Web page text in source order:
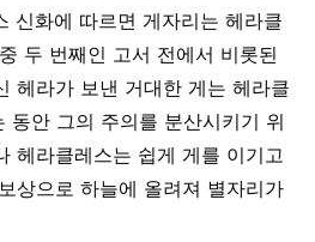
신화에 따르면 게자리는 헤라클
두 번째인 고서 전에서 비롯된
헤라가 보낸 거대한 게는 헤라클
동안 그의 주의를 분산시키기 위
헤라클레스는 쉽게 게를 이기고
상으로 하늘에 올려져 별자리가